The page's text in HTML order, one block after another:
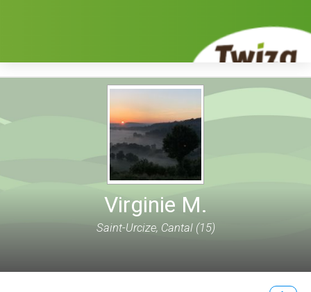
Virginie M.
Saint-Urcize, Cantal (15)